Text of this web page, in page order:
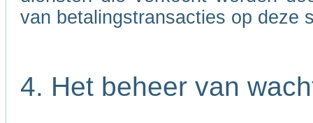
van betalingstransacties op deze
4. Het beheer van